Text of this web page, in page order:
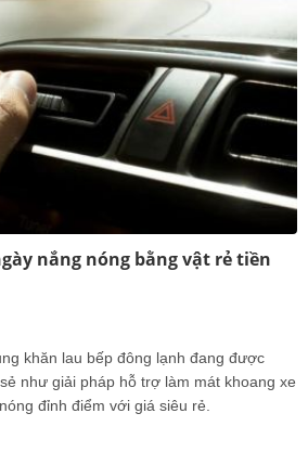
nắng nóng bằng vật rẻ tiền
khăn lau bếp đông lạnh đang được
như giải pháp hỗ trợ làm mát khoang xe
đỉnh điểm với giá siêu rẻ.